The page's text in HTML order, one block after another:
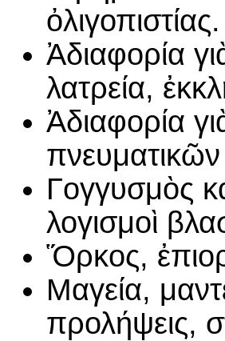
ὀλιγοπιστίας.
Ἀδιαφορία
λατρεία,
Ἀδιαφορία
Γογγυσμὸς
λογισμοὶ
Ὅρκος,
Μαγεία,
προλήψεις,